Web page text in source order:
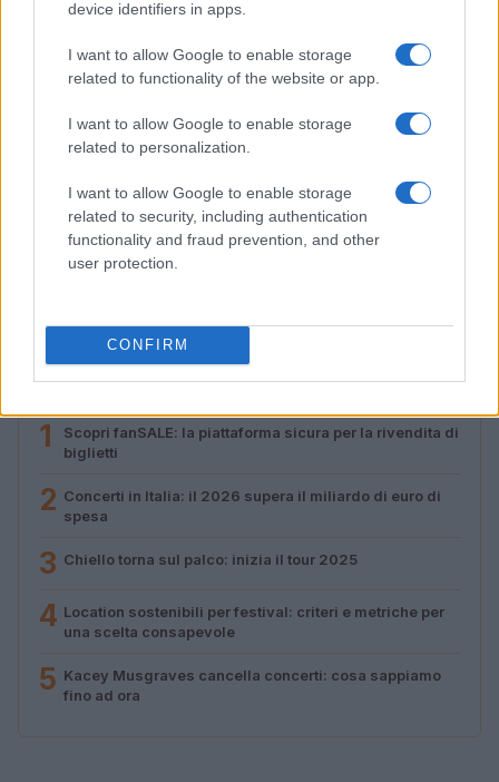
device identifiers in apps.
I want to allow Google to enable storage
related to functionality of the website or app.
I want to allow Google to enable storage
related to personalization.
I want to allow Google to enable storage
related to security, including authentication
functionality and fraud prevention, and other
user protection.
CONFIRM
Location sostenibili per festival: criteri e metriche per
una scelta consapevole
PIÙ LETTI
1
Scopri fanSALE: la piattaforma sicura per la rivendita di
biglietti
2 Concerti in Italia: il 2026 supera il miliardo di euro di
spesa
3 Chiello torna sul palco: inizia il tour 2025
4 Location sostenibili per festival: criteri e metriche per
una scelta consapevole
5 Kacey Musgraves cancella concerti: cosa sappiamo
fino ad ora